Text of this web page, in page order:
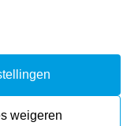
weigeren